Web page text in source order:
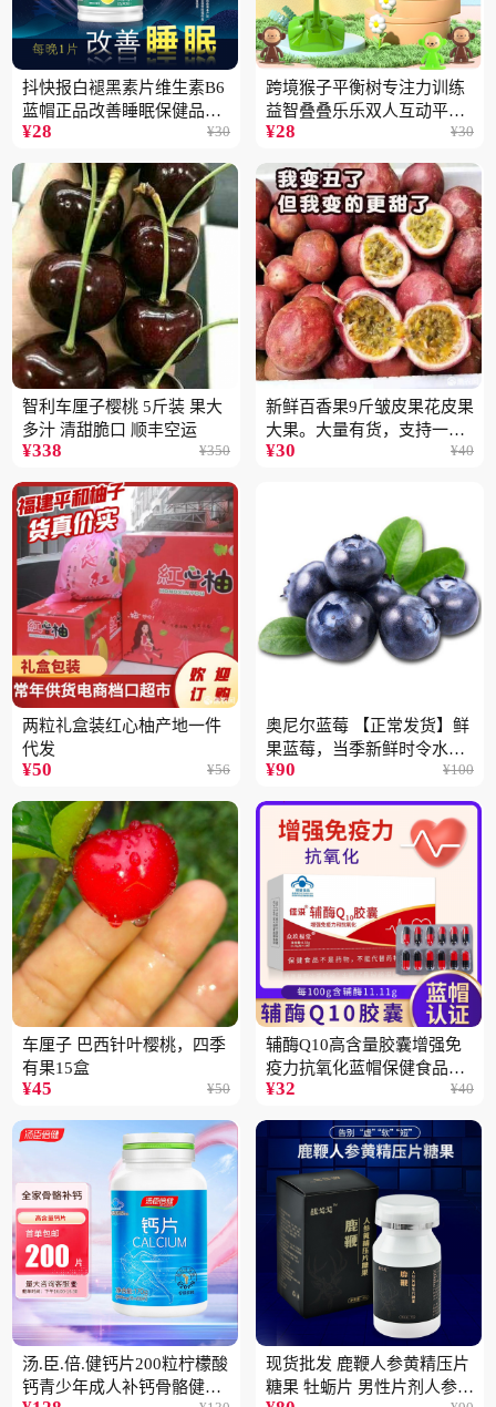
抖快报白褪黑素片维生素B6
蓝帽正品改善睡眠保健品现
货批发代发2瓶
¥28 ¥30
跨境猴子平衡树专注力训练
益智叠叠乐乐双人互动平衡
儿童玩具批发
¥28 ¥30
智利车厘子樱桃 5斤装 果大
多汁 清甜脆口 顺丰空运
¥338 ¥350
新鲜百香果9斤皱皮果花皮果
大果。大量有货，支持一件
代
¥30 ¥40
两粒礼盒装红心柚产地一件
代发
¥50 ¥56
奥尼尔蓝莓 【正常发货】鲜
果蓝莓，当季新鲜时令水果
顺丰包邮
¥90 ¥100
车厘子 巴西针叶樱桃，四季
有果15盒
¥45 ¥50
辅酶Q10高含量胶囊增强免
疫力抗氧化蓝帽保健食品批
发一件代发2盒
¥32 ¥40
汤.臣.倍.健钙片200粒柠檬酸
钙青少年成人补钙骨骼健康
现货批发 鹿鞭人参黄精压片
糖果 牡蛎片 男性片剂人参黄